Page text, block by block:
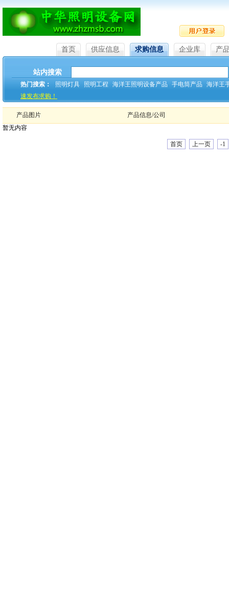
首页 供应信息 求购信息 企业库 产
站内搜索
热门搜索： 照明灯具 照明工程 海洋王照明设备产品 手电筒产品
海洋王
速发布求购！
产品图片
产品信息/公司
暂无内容
首页 上一页 -1